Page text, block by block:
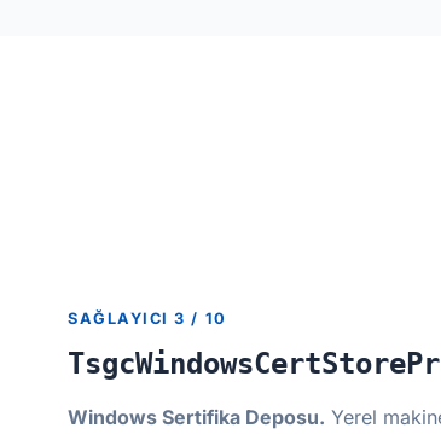
SAĞLAYICI 3 / 10
Windows Sertifika Deposu. Yerel